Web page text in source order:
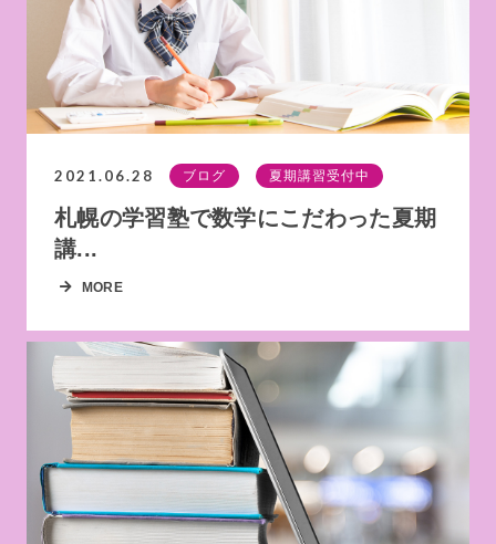
2021.06.28 ブログ 夏期講習受付中
札幌の学習塾で数学にこだわった夏期
講...
MORE